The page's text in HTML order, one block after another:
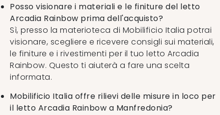
Posso visionare i materiali e le finiture del letto
Arcadia Rainbow prima dell'acquisto?
Sì, presso la materioteca di Mobilificio Italia potrai
visionare, scegliere e ricevere consigli sui materiali,
le finiture e i rivestimenti per il tuo letto Arcadia
Rainbow. Questo ti aiuterà a fare una scelta
informata.
Mobilificio Italia offre rilievi delle misure in loco per
il letto Arcadia Rainbow a Manfredonia?